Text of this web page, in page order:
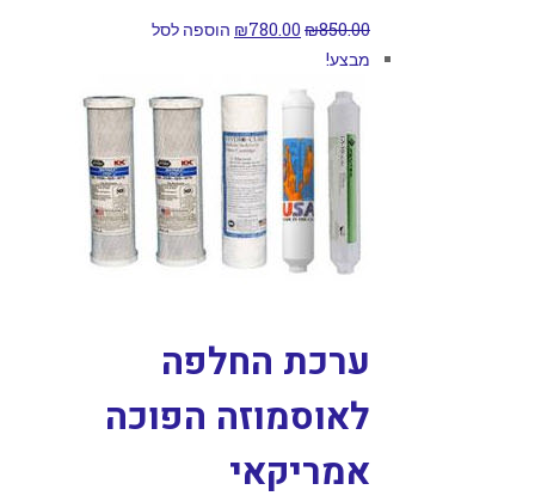
₪850.00
₪780.00
הוספה לסל
מבצע!
ערכת החלפה
לאוסמוזה הפוכה
אמריקאי